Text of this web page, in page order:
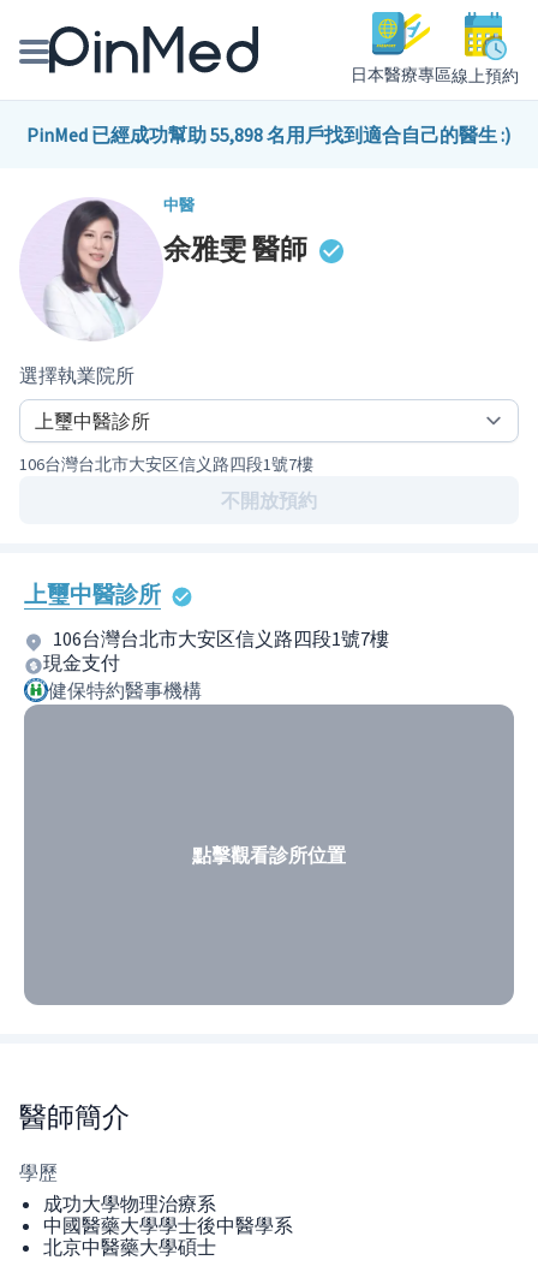
日本醫療專區線上預約
線上預約醫師、院所
醫師專欄專訪
健康主題館
PinMed 已經成功幫助 55,898 名用戶找到適合自己的醫生 :)
中醫
余雅雯醫師
選擇執業院所
106台灣台北市大安区信义路四段1號7樓
不開放預約
上璽中醫診所
106台灣台北市大安区信义路四段1號7樓
現金支付
健保特約醫事機構
點擊觀看診所位置
醫師簡介
學歷
成功大學物理治療系
中國醫藥大學學士後中醫學系
北京中醫藥大學碩士